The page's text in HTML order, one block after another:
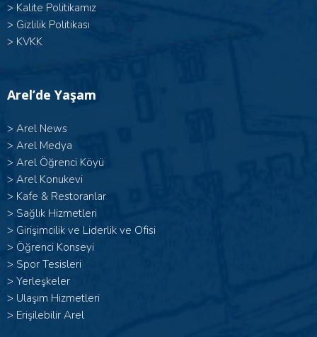
> Kalite Politikamız
> Gizlilik Politikası
> KVKK
Arel’de Yaşam
> Arel News
> Arel Medya
> Arel Öğrenci Köyü
> Arel Konukevi
> Kafe & Restoranlar
> Sağlık Hizmetleri
> Girişimcilik ve Liderlik ve Ofisi
> Öğrenci Konseyi
> Spor Tesisleri
> Yerleşkeler
> Ulaşım Hizmetleri
> Erişilebilir Arel